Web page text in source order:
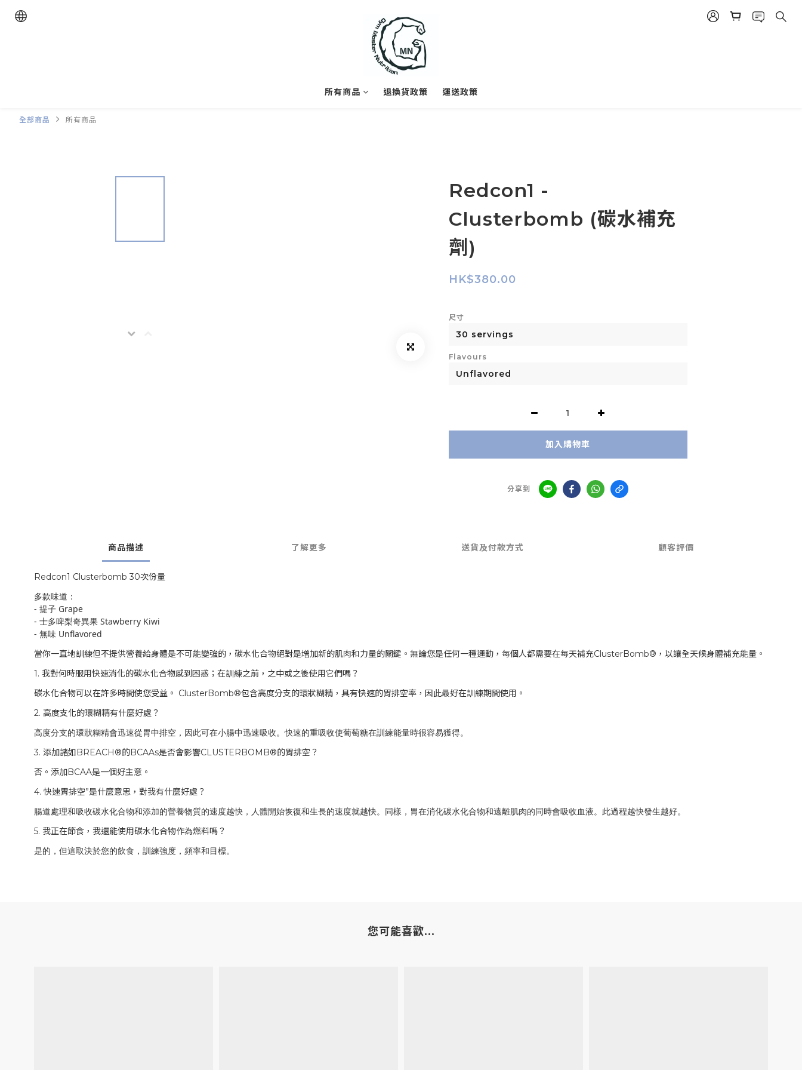
所有商品 退換貨政策 運送政策
全部商品 所有商品
Redcon1 -
Clusterbomb (碳水補充
劑)
HK$380.00
尺寸
Flavours
加入購物車
分享到
商品描述 了解更多 送貨及付款方式 顧客評價
Redcon1 Clusterbomb 30次份量
多款味道：
- 提子 Grape
- 士多啤梨奇異果 Stawberry Kiwi
- 無味 Unflavored
當你一直地訓練但不提供營養給身體是不可能變強的，碳水化合物絕對是增加新的肌肉和力量的關鍵。無論您是任何一種運動，每個人都需要在每天補充ClusterBomb® ，以讓全天候身體補充能量。
1. 我對何時服用快速消化的碳水化合物感到困惑；在訓練之前，之中或之後使用它們嗎？
碳水化合物可以在許多時間使您受益。 ClusterBomb®包含高度分支的環狀糊精，具有快速的胃排空率，因此最好在訓練期間使用。
2. 高度支化的環糊精有什麼好處？
高度分支的環狀糊精會迅速從胃中排空，因此可在小腸中迅速吸收。快速的重吸收使葡萄糖在訓練能量時很容易獲得。
3. 添加諸如 BREACH®的BCAAs是否會影響CLUSTERBOMB®的胃排空？
否。添加BCAA是一個好主意。
4. 快速胃排空”是什麼意思，對我有什麼好處？
腸道處理和吸收碳水化合物和添加的營養物質的速度越快，人體開始恢復和生長的速度就越快。同樣，胃在消化碳水化合物和遠離肌肉的同時會吸收血液。此過程越快發生越好。
5. 我正在節食，我還能使用碳水化合物作為燃料嗎？
是的，但這取決於您的飲食，訓練強度，頻率和目標。
您可能喜歡...